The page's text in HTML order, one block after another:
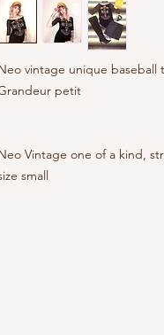
vintage unique baseball
petit
Vintage one of a kind,
small